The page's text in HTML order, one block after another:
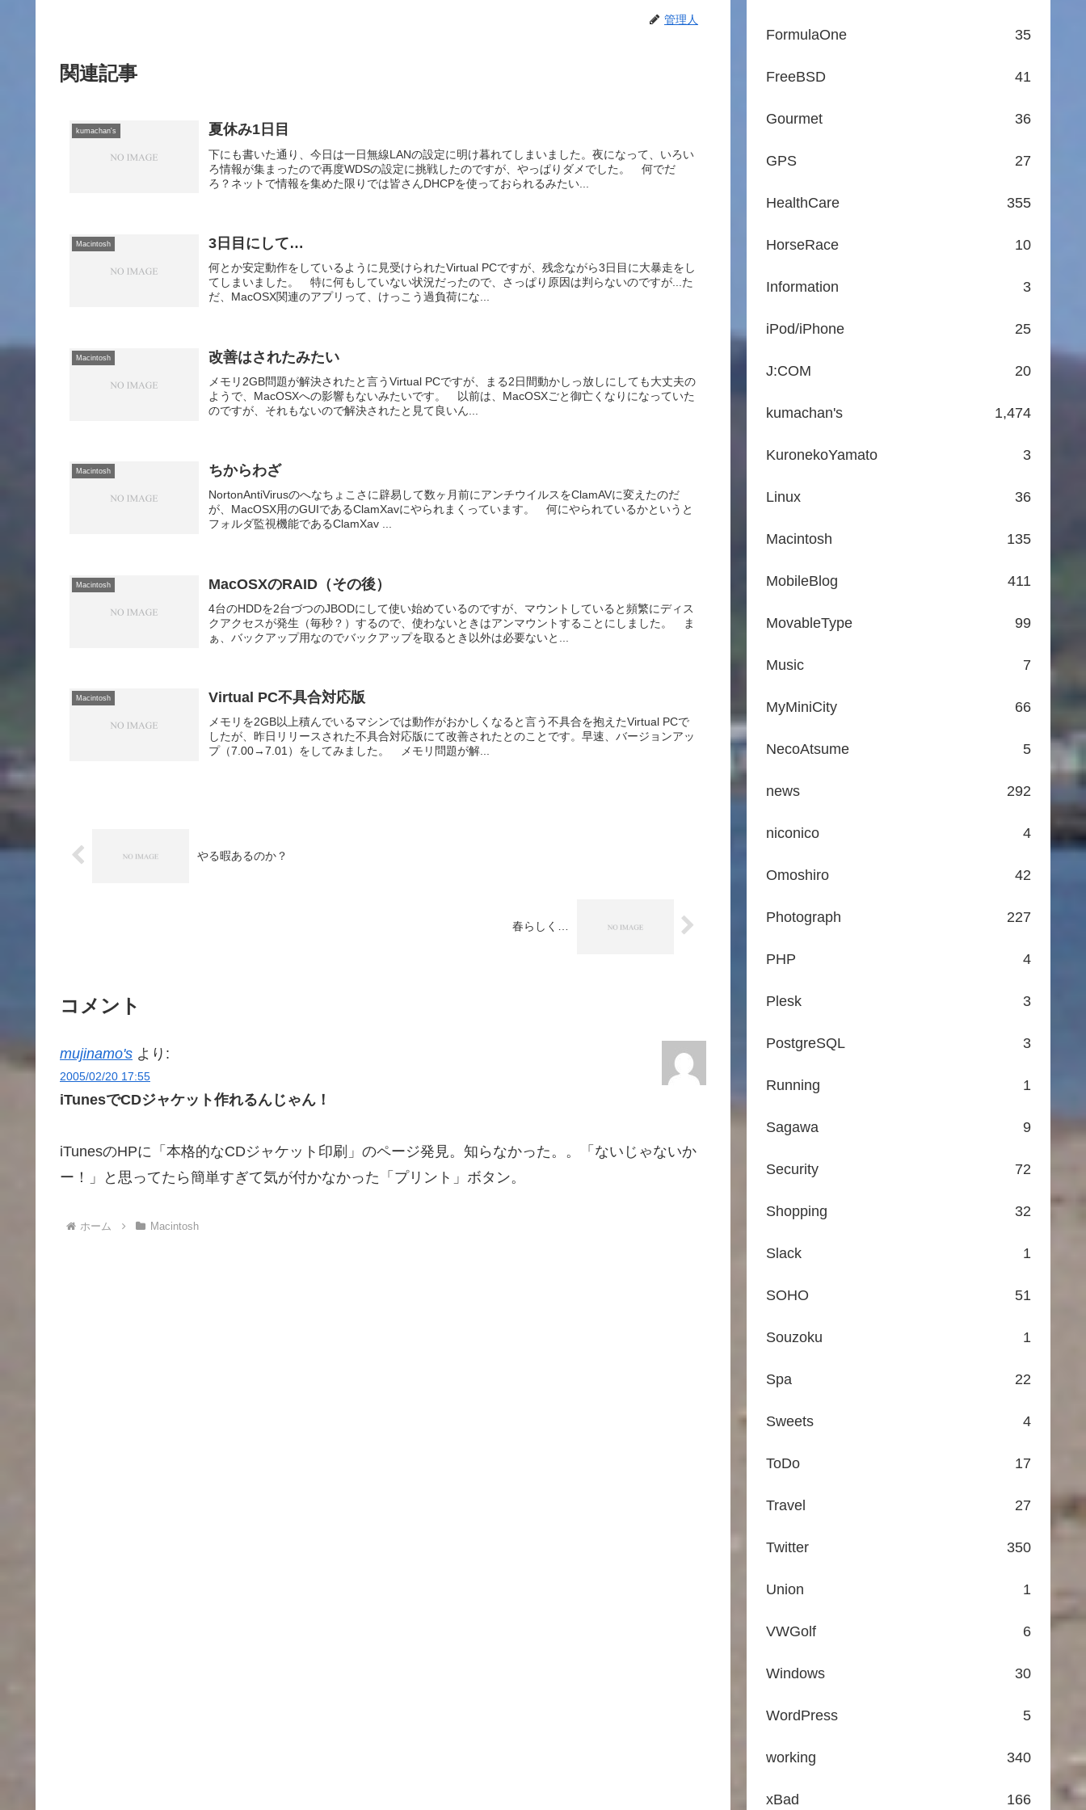
管理人
関連記事
kumachan's 夏休み1日目
下にも書いた通り、今日は一日無線LANの設定に明け暮れてしまいました。夜になって、いろい
ろ情報が集まったので再度WDSの設定に挑戦したのですが、やっぱりダメでした。 何でだ
ろ？ネットで情報を集めた限りでは皆さんDHCPを使っておられるみたい...
Macintosh 3日目にして…
何とか安定動作をしているように見受けられたVirtual PCですが、残念ながら3日目に大暴走をし
てしまいました。 特に何もしていない状況だったので、さっぱり原因は判らないのですが...た
だ、MacOSX関連のアプリって、けっこう過負荷にな...
Macintosh 改善はされたみたい
メモリ2GB問題が解決されたと言うVirtual PCですが、まる2日間動かしっ放しにしても大丈夫の
ようで、MacOSXへの影響もないみたいです。 以前は、MacOSXごと御亡くなりになっていた
のですが、それもないので解決されたと見て良いん...
Macintosh ちからわざ
NortonAntiVirusのへなちょこさに辟易して数ヶ月前にアンチウイルスをClamAVに変えたのだ
が、MacOSX用のGUIであるClamXavにやられまくっています。 何にやられているかというと
フォルダ監視機能であるClamXav ...
Macintosh MacOSXのRAID（その後）
4台のHDDを2台づつのJBODにして使い始めているのですが、マウントしていると頻繁にディス
クアクセスが発生（毎秒？）するので、使わないときはアンマウントすることにしました。 ま
ぁ、バックアップ用なのでバックアップを取るとき以外は必要ないと...
Macintosh Virtual PC不具合対応版
メモリを2GB以上積んでいるマシンでは動作がおかしくなると言う不具合を抱えたVirtual PCで
したが、昨日リリースされた不具合対応版にて改善されたとのことです。早速、バージョンアッ
プ（7.00→7.01）をしてみました。 メモリ問題が解...
やる暇あるのか？
春らしく…
コメント
mujinamo's より:
2005/02/20 17:55
iTunesでCDジャケット作れるんじゃん！
iTunesのHPに「本格的なCDジャケット印刷」のページ発見。知らなかった。。「ないじゃないか
ー！」と思ってたら簡単すぎて気が付かなかった「プリント」ボタン。
ホーム Macintosh
FormulaOne 35
FreeBSD 41
Gourmet 36
GPS 27
HealthCare 355
HorseRace 10
Information 3
iPod/iPhone 25
J:COM 20
kumachan's 1,474
KuronekoYamato 3
Linux 36
Macintosh 135
MobileBlog 411
MovableType 99
Music 7
MyMiniCity 66
NecoAtsume 5
news 292
niconico 4
Omoshiro 42
Photograph 227
PHP 4
Plesk 3
PostgreSQL 3
Running 1
Sagawa 9
Security 72
Shopping 32
Slack 1
SOHO 51
Souzoku 1
Spa 22
Sweets 4
ToDo 17
Travel 27
Twitter 350
Union 1
VWGolf 6
Windows 30
WordPress 5
working 340
xBad 166